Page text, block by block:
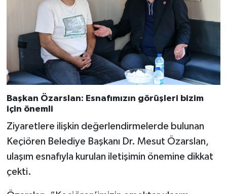
Başkan Özarslan: Esnafımızın görüşleri bizim
için önemli
Ziyaretlere ilişkin değerlendirmelerde bulunan
Keçiören Belediye Başkanı Dr. Mesut Özarslan,
ulaşım esnafıyla kurulan iletişimin önemine dikkat
çekti.